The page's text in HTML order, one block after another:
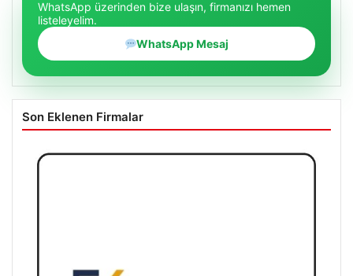
WhatsApp üzerinden bize ulaşın, firmanızı hemen
listeleyelim.
WhatsApp Mesaj
Son Eklenen Firmalar